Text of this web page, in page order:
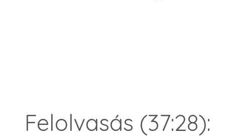
Felolvasás (37:28):